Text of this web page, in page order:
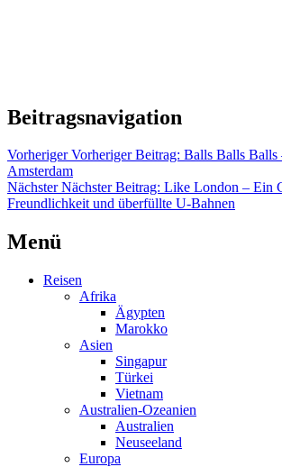
Beitragsnavigation
Vorheriger Vorheriger Beitrag: Balls Balls
Amsterdam
Nächster Nächster Beitrag: Like London – Ein
Freundlichkeit und überfüllte U-Bahnen
Menü
Reisen
Afrika
Ägypten
Marokko
Asien
Singapur
Türkei
Vietnam
Australien-Ozeanien
Australien
Neuseeland
Europa